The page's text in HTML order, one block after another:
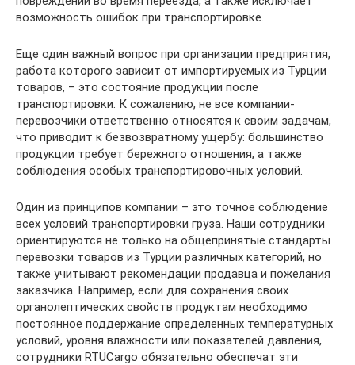
возможность ошибок при транспортировке.
Еще один важный вопрос при организации предприятия,
работа которого зависит от импортируемых из Турции
товаров, – это состояние продукции после
транспортировки. К сожалению, не все компании-
перевозчики ответственно относятся к своим задачам,
что приводит к безвозвратному ущербу: большинство
продукции требует бережного отношения, а также
соблюдения особых транспортировочных условий.
Один из принципов компании – это точное соблюдение
всех условий транспортировки груза. Наши сотрудники
ориентируются не только на общепринятые стандарты
перевозки товаров из Турции различных категорий, но
также учитывают рекомендации продавца и пожелания
заказчика. Например, если для сохранения своих
органолептических свойств продуктам необходимо
постоянное поддержание определенных температурных
условий, уровня влажности или показателей давления,
сотрудники RTUCargo обязательно обеспечат эти